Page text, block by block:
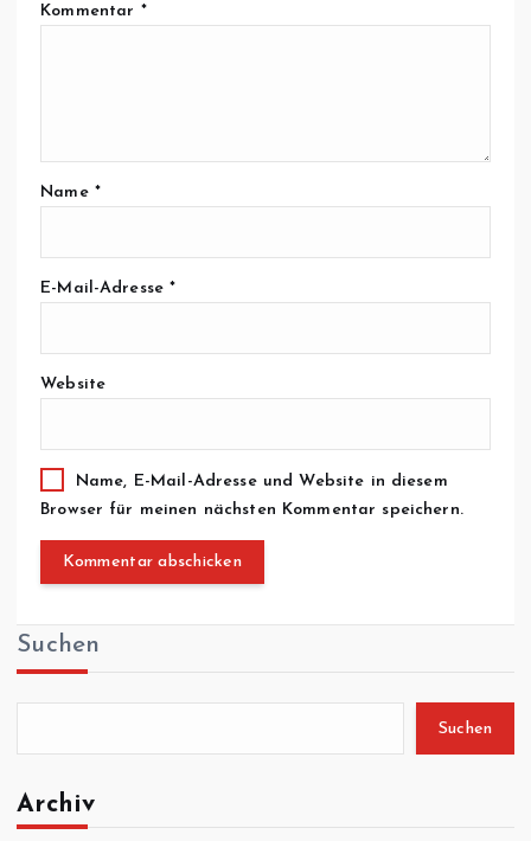
Kommentar *
Name *
E-Mail-Adresse*
Website
Name, E-Mail-Adresse und Website in diesem
Browser für meinen nächsten Kommentar speichern.
Suchen
Suchen
Archiv